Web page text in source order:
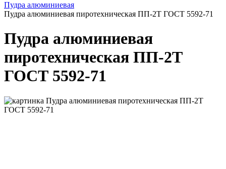
Пудра алюминиевая
Пудра алюминиевая пиротехническая ПП-2Т ГОСТ 5592-71
Пудра алюминиевая
пиротехническая ПП-2Т
ГОСТ 5592-71